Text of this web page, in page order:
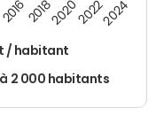
/ habitant
2 000 habitants
20162018202020222024